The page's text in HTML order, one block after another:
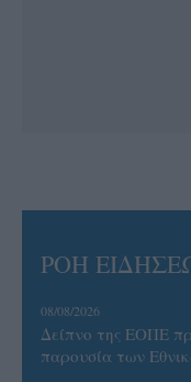
ΡΟΗ
08/08/2026
Δείπνο της ΕΟΠΕ
παρουσία των